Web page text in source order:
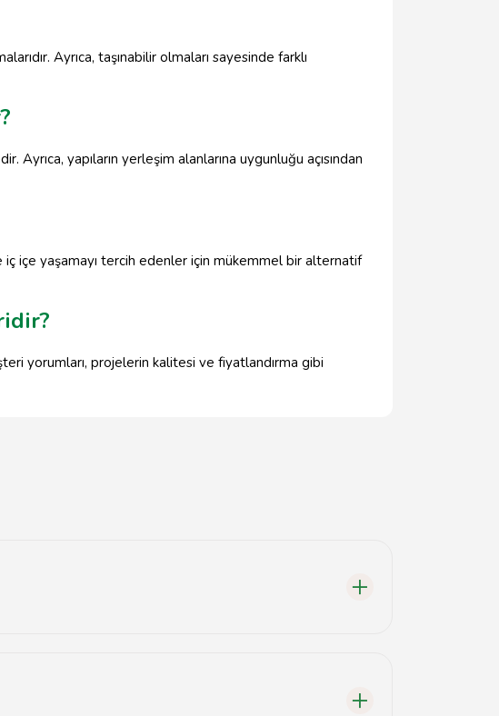
Ayrıca, taşınabilir olmaları sayesinde farklı
yapıların yerleşim alanlarına uygunluğu açısından
iç içe yaşamayı tercih edenler için mükemmel bir alternatif
yorumları, projelerin kalitesi ve fiyatlandırma gibi